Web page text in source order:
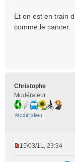
Et on est en train
comme le cancer.
Christophe
Modérateur
15/03/11, 23:34